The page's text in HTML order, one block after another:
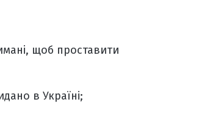
щоб проставити
в Україні;